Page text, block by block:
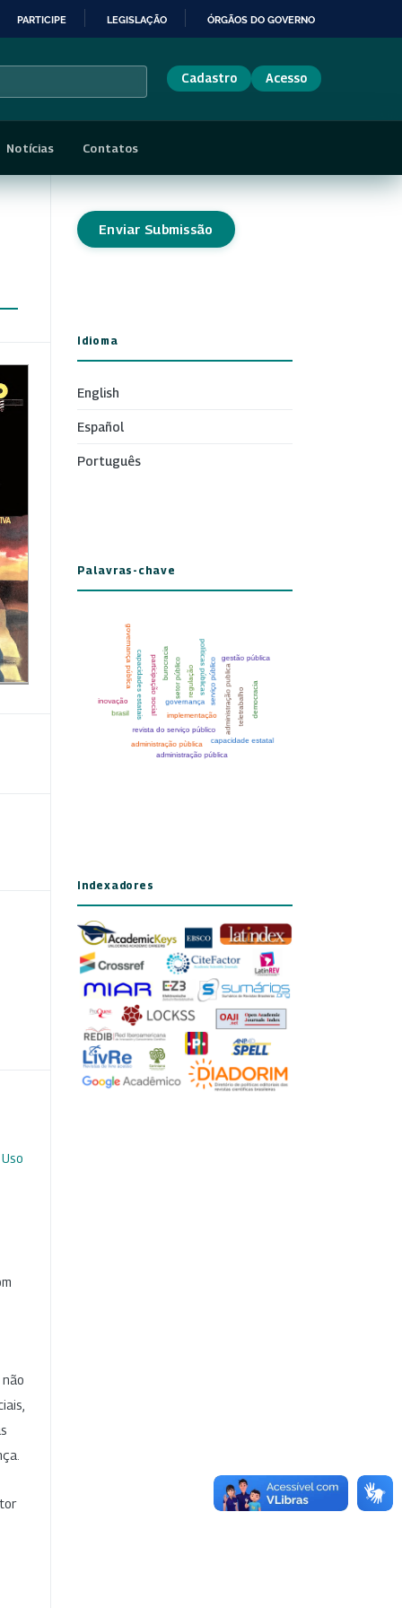
PARTICIPE LEGISLAÇÃO ÓRGÃOS DO GOVERNO
Cadastro Acesso
Notícias Contatos
Enviar Submissão
Idioma
English
Español
Português
Palavras-chave
Indexadores